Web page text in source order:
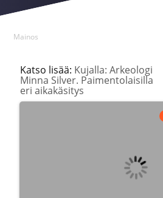
Mainos
Katso lisää: Kujalla: Arkeologi
Minna Silver. Paimentolaisilla
eri aikakäsitys